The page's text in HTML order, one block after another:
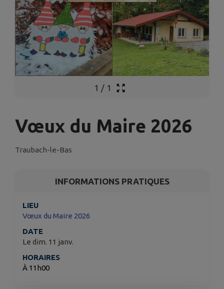
1 / 1
Vœux du Maire 2026
Traubach-le-Bas
INFORMATIONS PRATIQUES
LIEU
Vœux du Maire 2026
DATE
Le dim. 11 janv.
HORAIRES
À 11h00